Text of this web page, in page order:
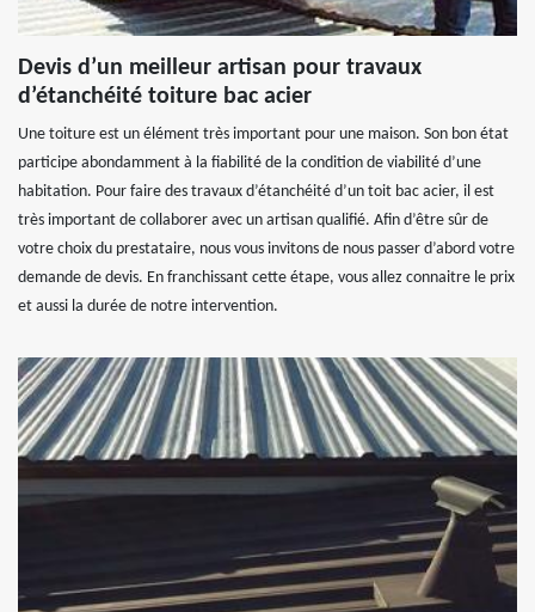
Devis d’un meilleur artisan pour travaux
d’étanchéité toiture bac acier
Une toiture est un élément très important pour une maison. Son bon état
participe abondamment à la fiabilité de la condition de viabilité d’une
habitation. Pour faire des travaux d’étanchéité d’un toit bac acier, il est
très important de collaborer avec un artisan qualifié. Afin d’être sûr de
votre choix du prestataire, nous vous invitons de nous passer d’abord votre
demande de devis. En franchissant cette étape, vous allez connaitre le prix
et aussi la durée de notre intervention.